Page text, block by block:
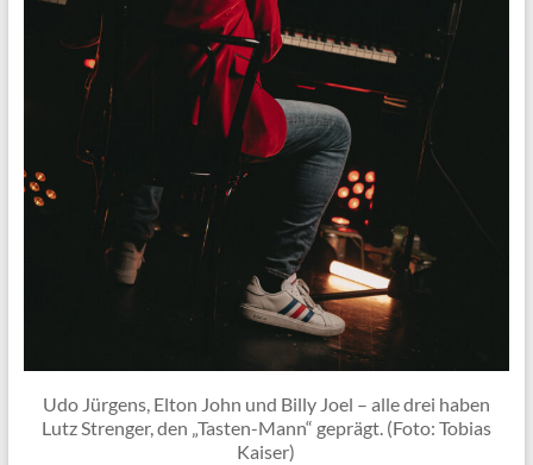
Udo Jürgens, Elton John und Billy Joel – alle drei haben
Lutz Strenger, den „Tasten-Mann“ geprägt. (Foto: Tobias
Kaiser)